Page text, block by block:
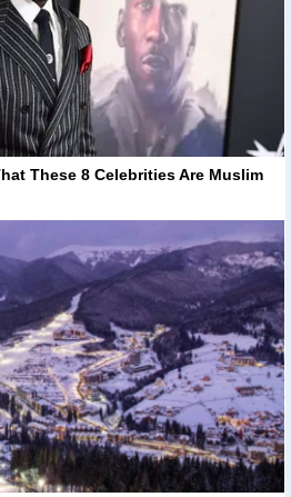
These 8 Celebrities Are Muslim